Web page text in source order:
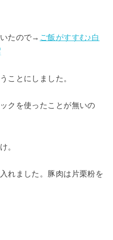
たので→ ご飯がすすむ♪白
ことにしました。
クを使ったことが無いの
。
れました。豚肉は片栗粉を